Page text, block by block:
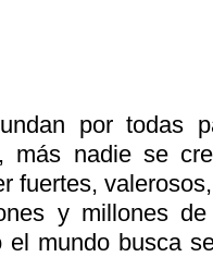
an por todas
más nadie se
fuertes,
y millones
el mundo busca